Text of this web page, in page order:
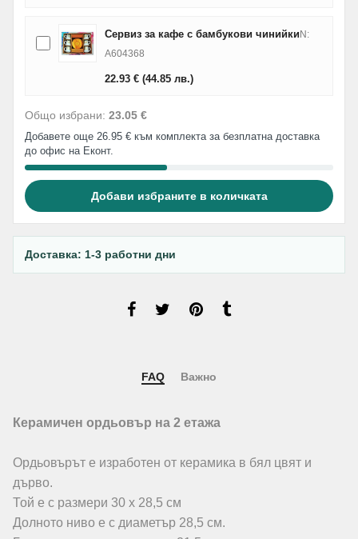
Сервиз за кафе с бамбукови чинийки N:
A604368
22.93 € (44.85 лв.)
Общо избрани: 23.05 €
Добавете още 26.95 € към комплекта за безплатна доставка
до офис на Еконт.
Добави избраните в количката
Доставка: 1-3 работни дни
FAQ Важно
Керамичен ордьовър на 2 етажа
Ордьовърът е изработен от керамика в бял цвят и
дърво.
Той е с размери 30 х 28,5 см
Долното ниво е с диаметър 28,5 см.